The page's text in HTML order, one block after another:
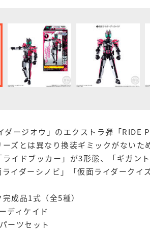
ダージオウ」のエクストラ弾「RIDE
ズとは異なり換装ギミックがないた
イドブッカー」が3形態、「ギガン
イダーシノビ」「仮面ライダークイ
成品1式（全5種）
ディケイド
ーツセット